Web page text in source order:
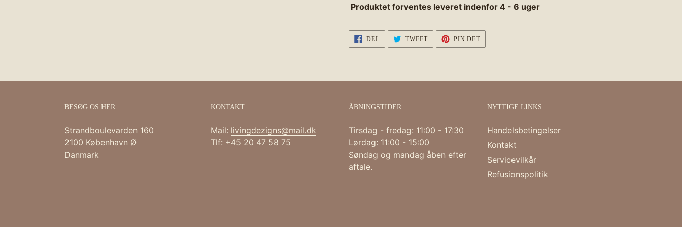
Produktet forventes leveret indenfor 4 - 6 uger
DEL
FACEBOOK
TWEETTWEET
TWITTER
PIN DETPIN
PINTEREST
BESØG OS HER
Strandboulevarden 160
2100 København Ø
Danmark
KONTAKT
Mail: livingdezigns@mail.dk
Tlf: +45 20 47 58 75
ÅBNINGSTIDER
Tirsdag - fredag: 11:00 - 17:30
Lørdag: 11:00 - 15:00
Søndag og mandag åben efter
aftale.
NYTTIGE LINKS
Handelsbetingelser
Kontakt
Servicevilkår
Refusionspolitik